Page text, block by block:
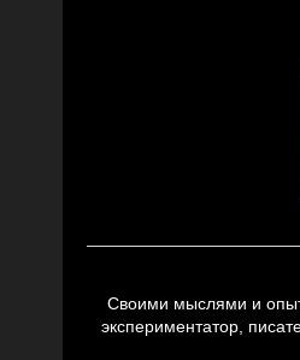
Своими мыслями и
экспериментатор,